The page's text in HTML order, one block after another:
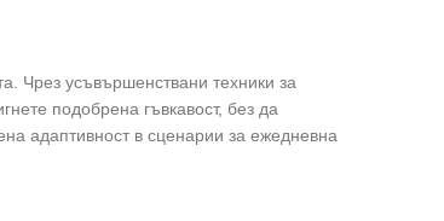
Чрез усъвършенствани техники за
подобрена гъвкавост, без да
адаптивност в сценарии за ежедневна